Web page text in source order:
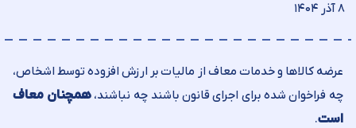
۸ آذر ۱۴۰۴
عرضه کالاها و خدمات معاف از مالیات بر ارزش افزوده توسط اشخاص،
چه فراخوان شده برای اجرای قانون باشند چه نباشند،همچنان معاف
است.